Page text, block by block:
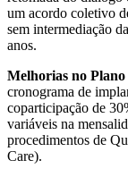
um acordo coletivo
sem intermediação
anos.
Melhorias no Plano
cronograma de
coparticipação de
variáveis na
procedimentos de
Care).